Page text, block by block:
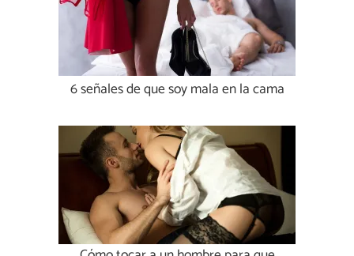
6 señales de que soy mala en la cama